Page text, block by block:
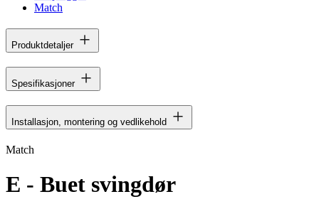
Match
Produktdetaljer
Spesifikasjoner
Installasjon, montering og vedlikehold
Match
E - Buet svingdør